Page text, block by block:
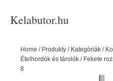
Kelabutor.hu
Home / Produkty / Kategóriák /
Ételhordók és tárolók / Fekete
890 ml Quencher H2.O